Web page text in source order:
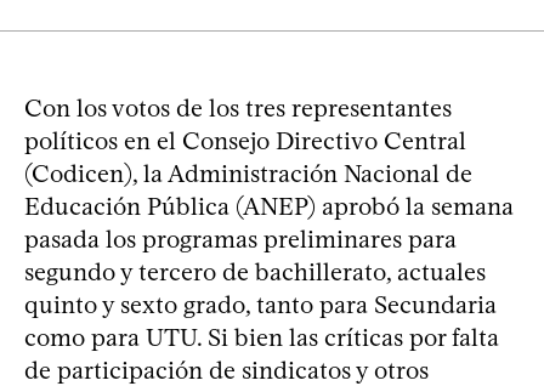
Con los votos de los tres representantes
políticos en el Consejo Directivo Central
(Codicen), la Administración Nacional de
Educación Pública (ANEP) aprobó la semana
pasada los programas preliminares para
segundo y tercero de bachillerato, actuales
quinto y sexto grado, tanto para Secundaria
como para UTU. Si bien las críticas por falta
de participación de sindicatos y otros